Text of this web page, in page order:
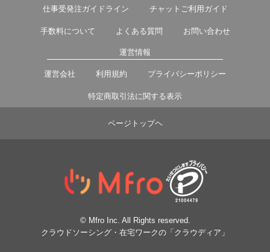
仕事受発注ガイドライン チャットご利用ガイド
手数料について よくある質問 お問い合わせ
運営情報
運営会社 利用規約 プライバシーポリシー
特定商取引法に関する表示
ページトップヘ
© Mfro Inc. All Rights reserved.
クラウドソーシング・在宅ワークの「クラウディア」